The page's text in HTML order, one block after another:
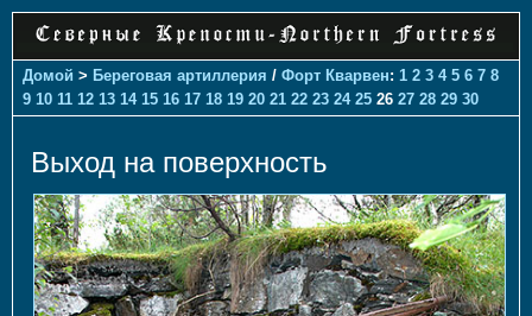
Домой > Береговая артиллерия / Форт Кварвен: 1 2 3 4 5 6 7 8
9 10 11 12 13 14 15 16 17 18 19 20 21 22 23 24 25 26 27 28 29 30
Выход на поверхность